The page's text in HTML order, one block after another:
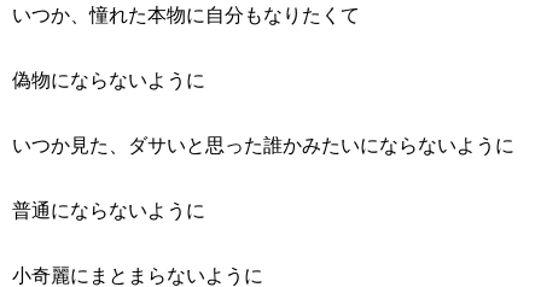
いつか、憧れた本物に自分もなりたくて
偽物にならないように
いつか見た、ダサいと思った誰かみたいにならないように
普通にならないように
小奇麗にまとまらないように